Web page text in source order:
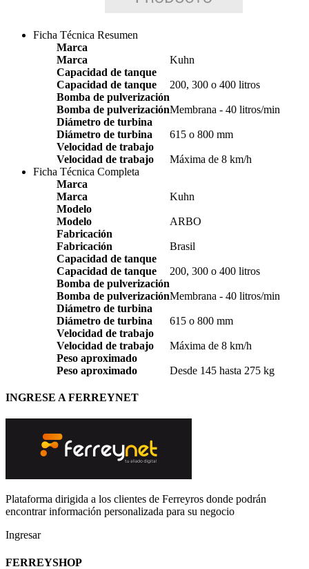
Ficha Técnica Resumen
Marca
Marca
Kuhn
Capacidad de tanque
Capacidad de tanque
200, 300 o 400 litros
Bomba de pulverización
Bomba de pulverizaciónMembrana - 40 litros/min
Diámetro de turbina
Diámetro de turbina
615 o 800 mm
Velocidad de trabajo
Velocidad de trabajo
Máxima de 8 km/h
Ficha Técnica Completa
Marca
Marca
Kuhn
Modelo
Modelo
ARBO
Fabricación
Fabricación
Brasil
Capacidad de tanque
Capacidad de tanque
200, 300 o 400 litros
Bomba de pulverización
Bomba de pulverizaciónMembrana - 40 litros/min
Diámetro de turbina
Diámetro de turbina
615 o 800 mm
Velocidad de trabajo
Velocidad de trabajo
Máxima de 8 km/h
Peso aproximado
Peso aproximado
Desde 145 hasta 275 kg
INGRESE A FERREYNET
Plataforma dirigida a los clientes de Ferreyros donde podrán
encontrar información personalizada para su negocio
Ingresar
FERREYSHOP